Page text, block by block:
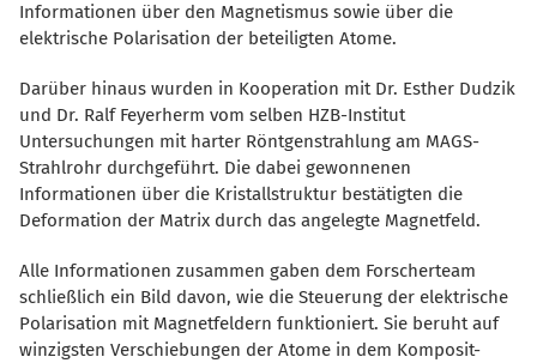
Informationen über den Magnetismus sowie über die
elektrische Polarisation der beteiligten Atome.
Darüber hinaus wurden in Kooperation mit Dr. Esther Dudzik
und Dr. Ralf Feyerherm vom selben HZB-Institut
Untersuchungen mit harter Röntgenstrahlung am MAGS-
Strahlrohr durchgeführt. Die dabei gewonnenen
Informationen über die Kristallstruktur bestätigten die
Deformation der Matrix durch das angelegte Magnetfeld.
Alle Informationen zusammen gaben dem Forscherteam
schließlich ein Bild davon, wie die Steuerung der elektrische
Polarisation mit Magnetfeldern funktioniert. Sie beruht auf
winzigsten Verschiebungen der Atome in dem Komposit-